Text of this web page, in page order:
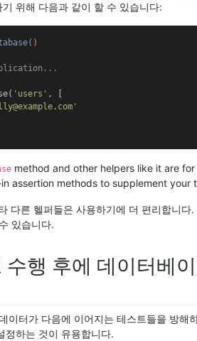
위해 다음과 같이 할 수 있습니다:
()
'users' , [
method and other helpers like it are
assertion methods to supplement your
다른 헬퍼들은 사용하기에 더 편리합니다
있습니다.
수행 후에 데이터베
이터가 다음에 이어지는 테스트들을 방해
정하는 것이 유용합니다.